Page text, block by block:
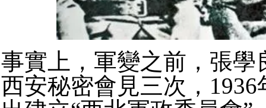
事實上，軍變之前，張學
西安秘密會見三次，